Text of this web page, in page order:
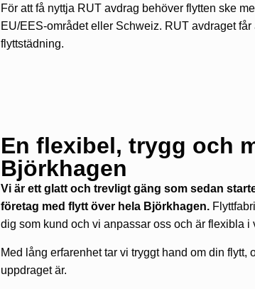
För att få nyttja RUT avdrag behöver flytten ske
EU/EES-området eller Schweiz. RUT avdraget
flyttstädning.
En flexibel, trygg och
Björkhagen
Vi är ett glatt och trevligt gäng som sedan
företag med flytt över hela Björkhagen.
dig som kund och vi anpassar oss och är flexibla i
Med lång erfarenhet tar vi tryggt hand om din
uppdraget är.